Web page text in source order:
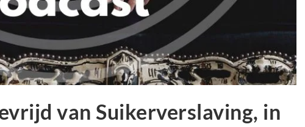
van Suikerverslaving, in